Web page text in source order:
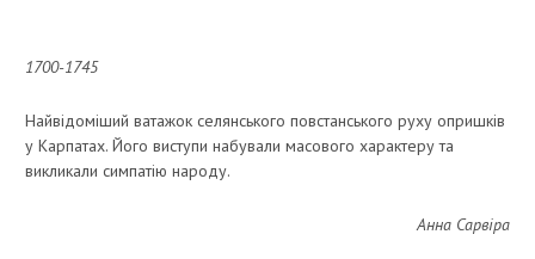
1700-1745
Найвідоміший ватажок селянського повстанського руху опришків
у Карпатах. Його виступи набували масового характеру та
викликали симпатію народу.
Анна Сарвіра